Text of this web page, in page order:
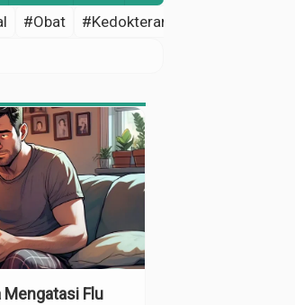
#Obat #Kedokteran
Mengatasi Flu